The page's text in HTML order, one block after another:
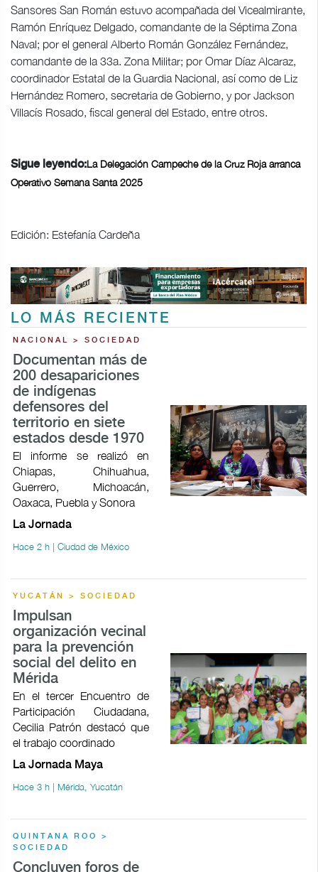
Sansores San Román estuvo acompañada del Vicealmirante,
Ramón Enríquez Delgado, comandante de la Séptima Zona
Naval; por el general Alberto Román González Fernández,
comandante de la 33a. Zona Militar; por Omar Díaz Alcaraz,
coordinador Estatal de la Guardia Nacional, así como de Liz
Hernández Romero, secretaria de Gobierno, y por Jackson
Villacís Rosado, fiscal general del Estado, entre otros.
Sigue leyendo:La Delegación Campeche de la Cruz Roja arranca
Operativo Semana Santa 2025
Edición: Estefanía Cardeña
LO MÁS RECIENTE
NACIONAL > SOCIEDAD
Documentan más de
200 desapariciones
de indígenas
defensores del
territorio en siete
estados desde 1970
El informe se realizó en
Chiapas, Chihuahua,
Guerrero, Michoacán,
Oaxaca, Puebla y Sonora
La Jornada
Hace 2 h | Ciudad de México
YUCATÁN > SOCIEDAD
Impulsan
organización vecinal
para la prevención
social del delito en
Mérida
En el tercer Encuentro de
Participación Ciudadana,
Cecilia Patrón destacó que
el trabajo coordinado
La Jornada Maya
Hace 3 h | Mérida, Yucatán
QUINTANA ROO >
SOCIEDAD
Concluyen foros de